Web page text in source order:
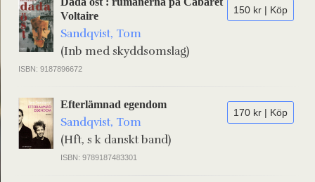
150 kr | Köp
Voltaire
Sandqvist, Tom
(Inb med skyddsomslag)
ISBN: 9187896672
170 kr | Köp
Efterlämnad egendom
Sandqvist, Tom
(Hft, s k danskt band)
ISBN: 9789187483301